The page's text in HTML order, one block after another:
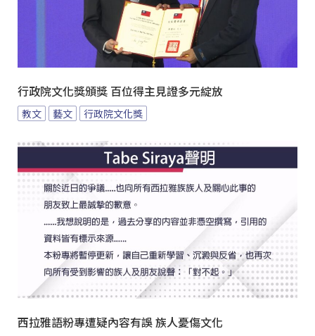
行政院文化獎頒獎 百位得主見證多元綻放
教文 藝文 行政院文化獎
西拉雅語粉專遭疑內容有誤 族人憂傷文化